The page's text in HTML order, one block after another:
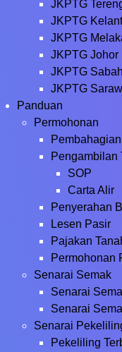
JKPTG
JKPTG
JKPTG
JKPTG Johor
JKPTG Sabah
JKPTG
Panduan
Permohonan
Pengambilan
SOP
Carta Alir
Penyerahan
Lesen Pasir
Pajakan
Permohonan
Senarai Semak
Senarai
Senarai
Senarai
Pekeliling